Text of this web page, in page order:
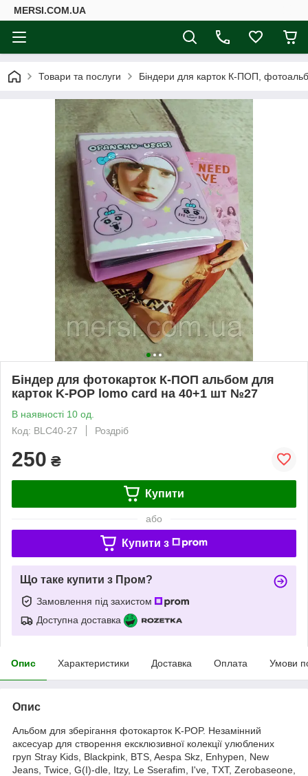
MERSI.COM.UA
Товари та послуги Біндери для карток К-ПОП,
Біндер для фотокарток К-ПОП альбом для
карток K-POP lomo card на 40+1 шт №27
В наявності 10 од.
Код: BLC40-27
Роздріб
250 ₴
Купити
або
Купити з
Що таке купити з Пром?
Замовлення під захистом
Доступна доставка
Опис Характеристики Доставка Оплата Умови
Опис
Альбом для зберігання фотокарток K-POP. Незамінний
аксесуар для створення ексклюзивної колекції улюблених
груп Stray Kids, Blackpink, BTS, Aespa Skz, Enhypen, New
Jeans, Twice, G(I)-dle, Itzy, Le Sserafim, I've, TXT, Zerobaseone,